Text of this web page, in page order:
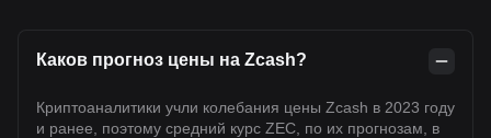
Каков прогноз цены на Zcash?
Криптоаналитики учли колебания цены Zcash в 2023 году
и ранее, поэтому средний курс ZEC, по их прогнозам, в